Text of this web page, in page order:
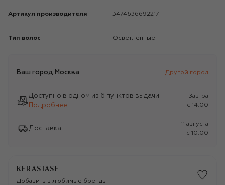
Артикул производителя 3474636692217
Тип волос Осветленные
Ваш город Москва Другой город
Доступно в одном из 6 пунктов выдачи
Подробнее
Завтра
c 14:00
Доставка
11 августа
c 10:00
KERASTASE
Добавить в любимые бренды